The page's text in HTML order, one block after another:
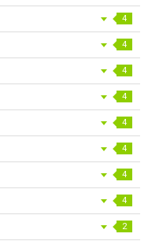
4
4
4
4
4
4
4
4
2